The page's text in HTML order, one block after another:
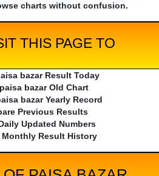
charts without confusion.
THIS PAGE TO
bazar Result Today
bazar Old Chart
bazar Yearly Record
Previous Results
Updated Numbers
Monthly Result History